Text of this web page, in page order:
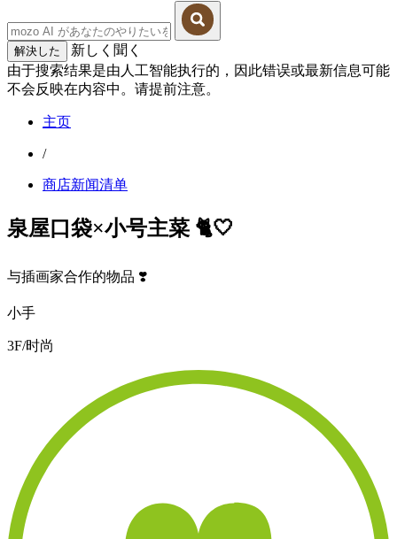
解決した
新しく聞く
由于搜索结果是由人工智能执行的，因此错误或最新信息可能
不会反映在内容中。请提前注意。
主页
/
商店新闻清单
泉屋口袋×小号主菜 🐈🤍
与插画家合作的物品 ❣️
小手
3F/时尚